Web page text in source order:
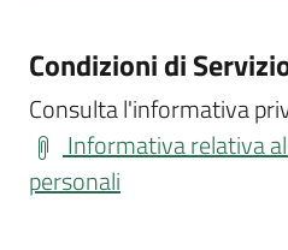
Condizioni di
Consulta l'informativa
Informativa relativa
personali